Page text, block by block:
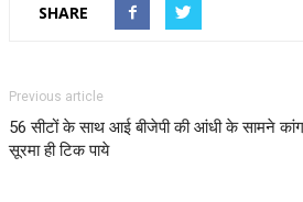
SHARE
Previous article
56 सीटों के साथ आई बीजेपी की आंधी के सामने
सूरमा ही टिक पाये